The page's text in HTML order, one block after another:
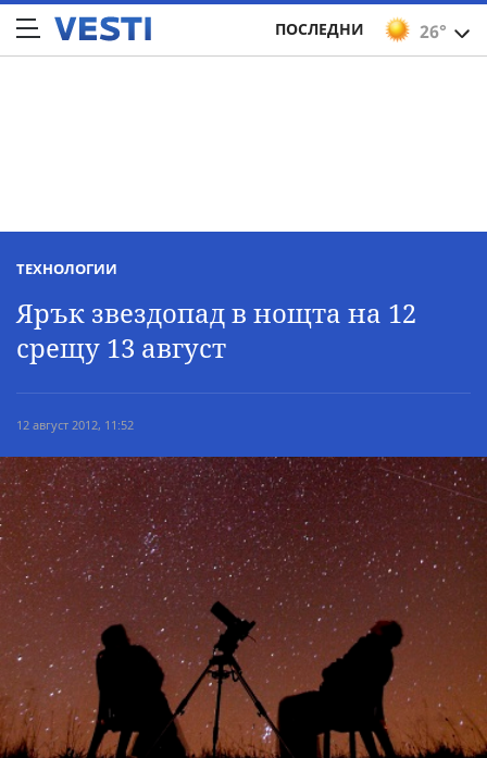
26°
ПОСЛЕДНИ
ТЕХНОЛОГИИ
Ярък звездопад в нощта на 12
срещу 13 август
12 август 2012, 11:52